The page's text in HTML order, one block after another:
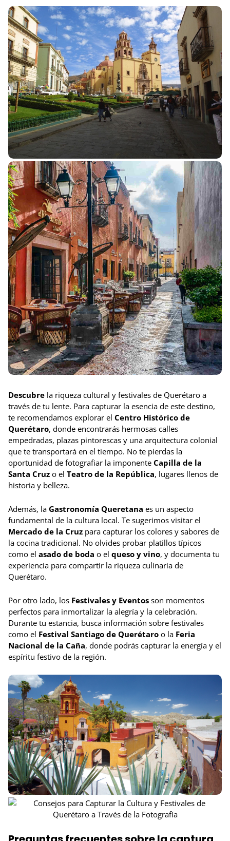
Descubre la riqueza cultural y festivales de Querétaro a
través de tu lente. Para capturar la esencia de este destino,
te recomendamos explorar el Centro Histórico de
Querétaro, donde encontrarás hermosas calles
empedradas, plazas pintorescas y una arquitectura colonial
que te transportará en el tiempo. No te pierdas la
oportunidad de fotografiar la imponente Capilla de la
Santa Cruz o el Teatro de la República, lugares llenos de
historia y belleza.
Además, la Gastronomía Queretana es un aspecto
fundamental de la cultura local. Te sugerimos visitar el
Mercado de la Cruz para capturar los colores y sabores de
la cocina tradicional. No olvides probar platillos típicos
como el asado de boda o el queso y vino, y documenta tu
experiencia para compartir la riqueza culinaria de
Querétaro.
Por otro lado, los Festivales y Eventos son momentos
perfectos para inmortalizar la alegría y la celebración.
Durante tu estancia, busca información sobre festivales
como el Festival Santiago de Querétaro o la Feria
Nacional de la Caña, donde podrás capturar la energía y el
espíritu festivo de la región.